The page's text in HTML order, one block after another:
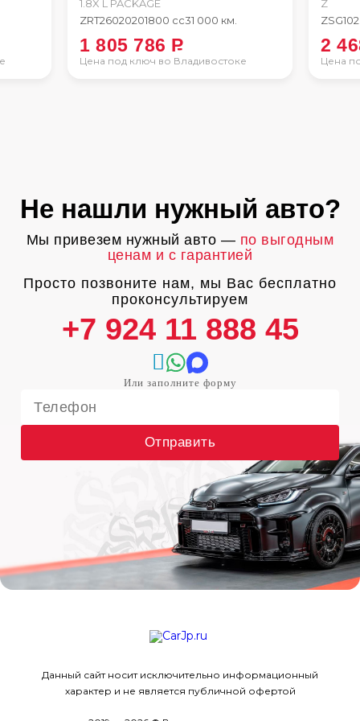
1.8X L PACKAGE
ZRT26020201800 сс31 000 км.
Цена под ключ во Владивостоке
1 805 786 P
Z
ZSG10
Цена
2
Не нашли нужный авто?
Мы привезем нужный авто — по выгодным
ценам и с гарантией
Просто позвоните нам, мы Вас бесплатно
проконсультируем
+7 924 11 888 45
Отправить
Данный сайт носит исключительно информационный
характер и не является публичной офертой